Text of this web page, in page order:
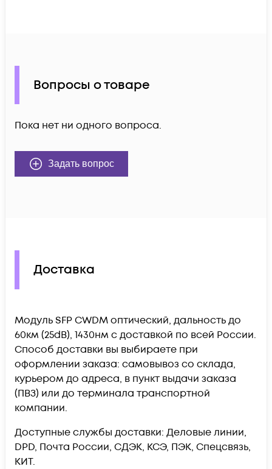
Вопросы о товаре
Пока нет ни одного вопроса.
Задать вопрос
Доставка
Модуль SFP CWDM оптический, дальность до
60км (25dB), 1430нм c доставкой по всей России.
Способ доставки вы выбираете при
оформлении заказа: самовывоз со склада,
курьером до адреса, в пункт выдачи заказа
(ПВЗ) или до терминала транспортной
компании.
Доступные службы доставки: Деловые линии,
DPD, Почта России, СДЭК, КСЭ, ПЭК, Спецсвязь,
КИТ.